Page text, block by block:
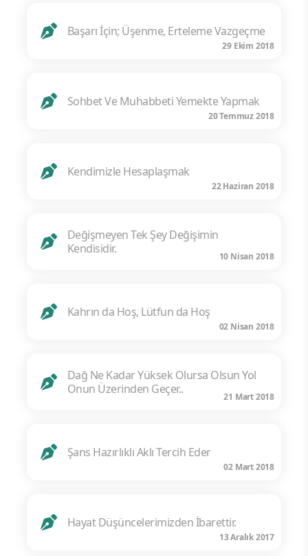
Başarı İçin; Üşenme, Erteleme Vazgeçme
29 Ekim 2018
Sohbet Ve Muhabbeti Yemekte Yapmak
20 Temmuz 2018
Kendimizle Hesaplaşmak
22 Haziran 2018
Değişmeyen Tek Şey Değişimin
Kendisidir.
10 Nisan 2018
Kahrın da Hoş, Lütfun da Hoş
02 Nisan 2018
Dağ Ne Kadar Yüksek Olursa Olsun Yol
Onun Üzerinden Geçer..
21 Mart 2018
Şans Hazırlıklı Aklı Tercih Eder
02 Mart 2018
Hayat Düşüncelerimizden İbarettir.
13 Aralık 2017